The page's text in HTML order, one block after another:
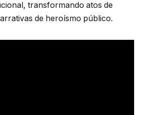
transformando atos de
de heroísmo público.